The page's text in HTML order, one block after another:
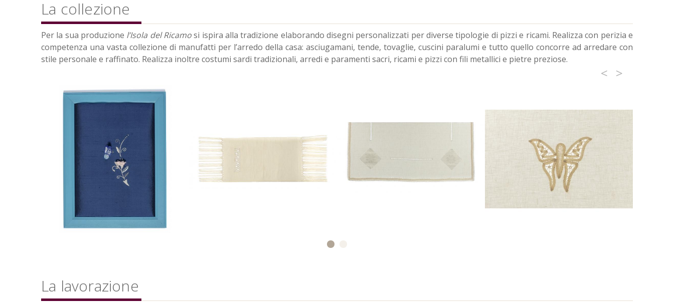
La collezione
Per la sua produzione l’Isola del Ricamosi ispira alla tradizione elaborando disegni personalizzati per diverse tipologie di pizzi e ricami. Realizza con perizia e
competenza una vasta collezione di manufatti per l’arredo della casa: asciugamani, tende, tovaglie, cuscini paralumi e tutto quello concorre ad arredare con
stile personale e raffinato. Realizza inoltre costumi sardi tradizionali, arredi e paramenti sacri, ricami e pizzi con fili metallici e pietre preziose.
< >
La lavorazione